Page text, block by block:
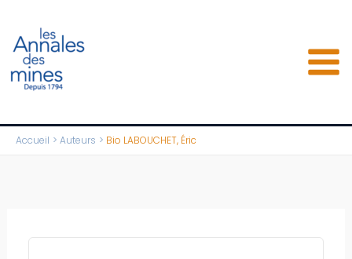
contenu
Accueil Auteurs Bio LABOUCHET, Éric